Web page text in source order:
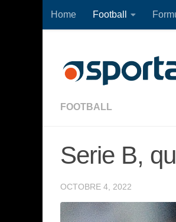
Skip to content
Home Football
FOOTBALL
Serie B,
OCTOBRE 4, 2022